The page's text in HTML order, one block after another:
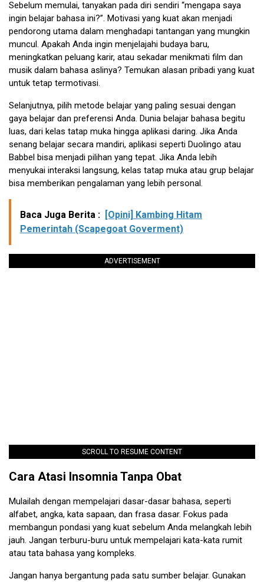
Sebelum memulai, tanyakan pada diri sendiri “mengapa saya
ingin belajar bahasa ini?”. Motivasi yang kuat akan menjadi
pendorong utama dalam menghadapi tantangan yang mungkin
muncul. Apakah Anda ingin menjelajahi budaya baru,
meningkatkan peluang karir, atau sekadar menikmati film dan
musik dalam bahasa aslinya? Temukan alasan pribadi yang kuat
untuk tetap termotivasi.
Selanjutnya, pilih metode belajar yang paling sesuai dengan
gaya belajar dan preferensi Anda. Dunia belajar bahasa begitu
luas, dari kelas tatap muka hingga aplikasi daring. Jika Anda
senang belajar secara mandiri, aplikasi seperti Duolingo atau
Babbel bisa menjadi pilihan yang tepat. Jika Anda lebih
menyukai interaksi langsung, kelas tatap muka atau grup belajar
bisa memberikan pengalaman yang lebih personal.
Baca Juga Berita : [Opini] Kambing Hitam
Pemerintah (Scapegoat Goverment)
ADVERTISEMENT
SCROLL TO RESUME CONTENT
Cara Atasi Insomnia Tanpa Obat
Mulailah dengan mempelajari dasar-dasar bahasa, seperti
alfabet, angka, kata sapaan, dan frasa dasar. Fokus pada
membangun pondasi yang kuat sebelum Anda melangkah lebih
jauh. Jangan terburu-buru untuk mempelajari kata-kata rumit
atau tata bahasa yang kompleks.
Jangan hanya bergantung pada satu sumber belajar. Gunakan